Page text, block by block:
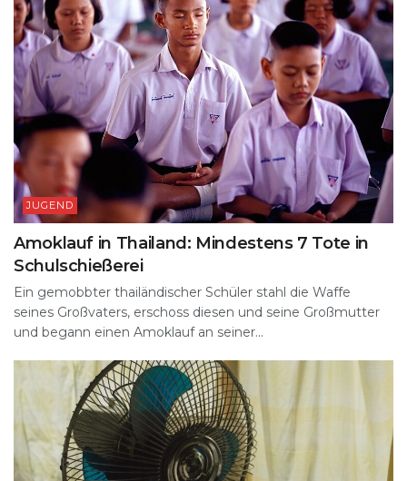
JUGEND
Amoklauf in Thailand: Mindestens 7 Tote in
Schulschießerei
Ein gemobbter thailändischer Schüler stahl die Waffe
seines Großvaters, erschoss diesen und seine Großmutter
und begann einen Amoklauf an seiner...